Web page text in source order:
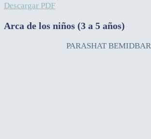
Descargar PDF
Arca de los niños (3 a 5 años)
PARASHAT BEMIDBAR